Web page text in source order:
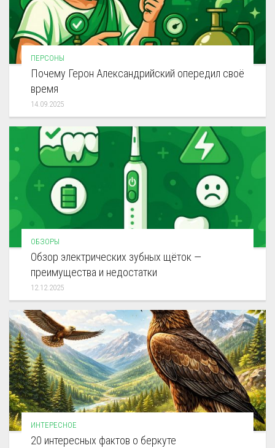
ПЕРСОНЫ
Почему Герон Александрийский опередил своё
время
14.09.2025
ОБЗОРЫ
Обзор электрических зубных щёток —
преимущества и недостатки
12.12.2025
ИНТЕРЕСНОЕ
20 интересных фактов о беркуте